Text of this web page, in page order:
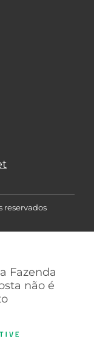
reservados
Fazenda
não é